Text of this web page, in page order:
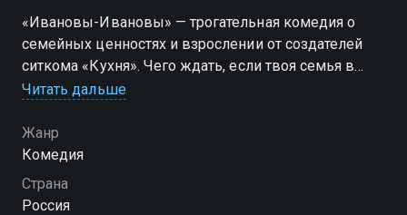
«Ивановы-Ивановы» — трогательная комедия о
семейных ценностях и взрослении от создателей
ситкома «Кухня». Чего ждать, если твоя семья в
одночасье станет в два раза больше? Привычный
родители узнают о подмене в роддоме — 16 лет они
воспитывали чужого ребенка! Семье успешного
бизнесмена Антона Иванова предстоит
невозможное — породниться и жить под одной
Читать дальше
Жанр
Комедия
Страна
Россия